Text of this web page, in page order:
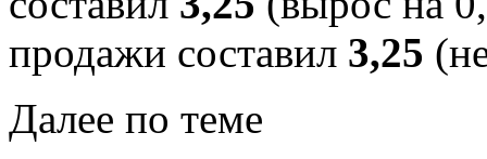
продажи составил 3,25
Далее по теме